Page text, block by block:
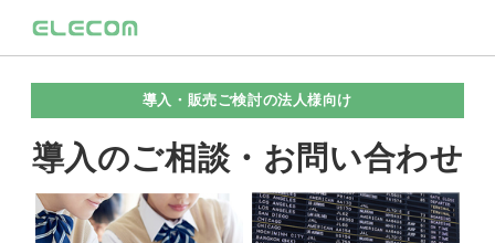
導入・販売ご検討の法人様向け
導入のご相談・お問い合わせ